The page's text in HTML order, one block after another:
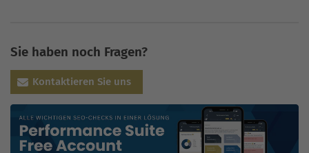
Sie haben noch Fragen?
Kontaktieren Sie uns